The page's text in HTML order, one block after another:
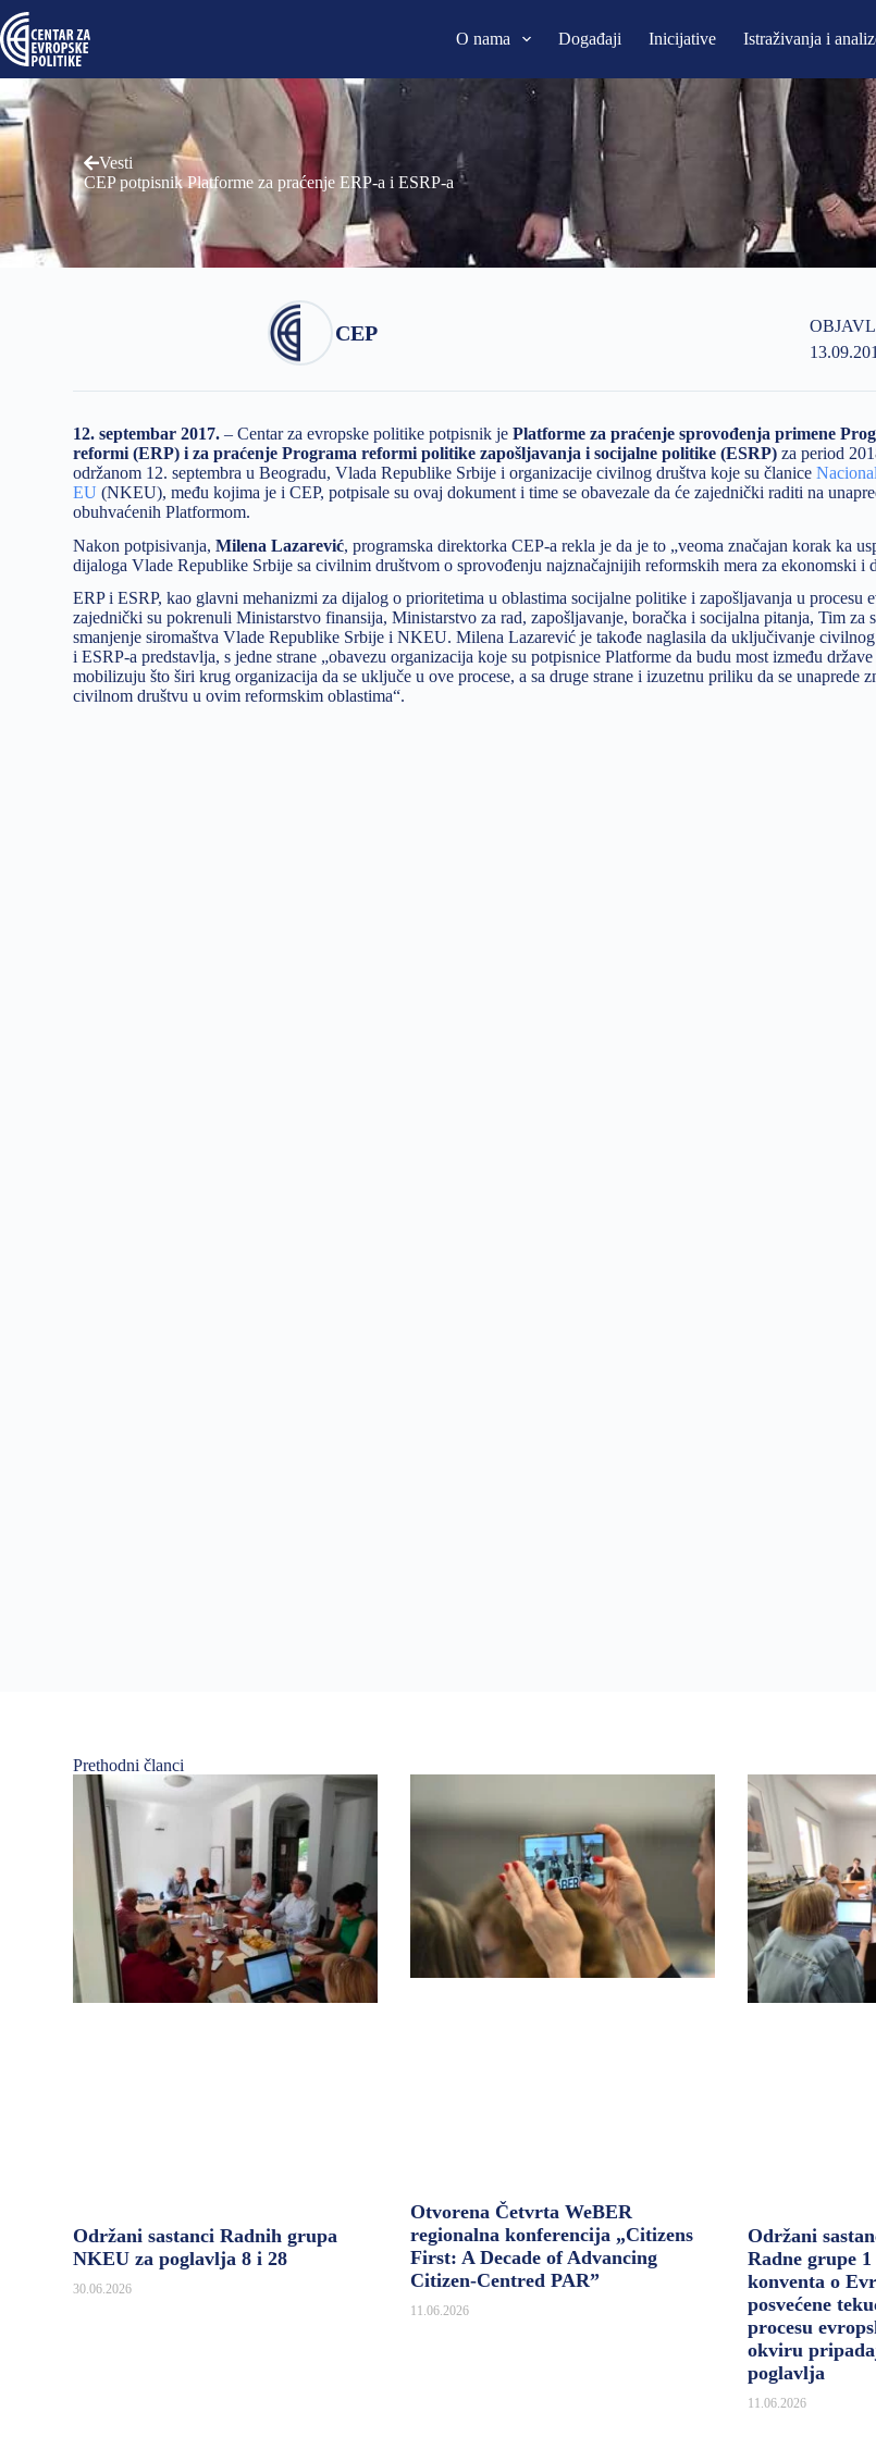
O nama Događaji Inicijative Istraživanja i
Vesti
CEP potpisnik Platforme za praćenje ERP-a i ESRP-a
CEP
12. septembar 2017. – Centar za evropske politike potpisnik jePlatforme za praćenje sprovođenja primene
reformi (ERP) i za praćenje Programa reformi politike zapošljavanja i socijalne politike (ESRP) za period
održanom 12. septembra u Beogradu, Vlada Republike Srbije i organizacije civilnog društva koje su članice
EU (NKEU), među kojima je i CEP, potpisale su ovaj dokument i time se obavezale da će zajednički raditi na
obuhvaćenih Platformom.
Nakon potpisivanja,Milena Lazarević, programska direktorka CEP-a rekla je da je to „veoma značajan korak ka
dijaloga Vlade Republike Srbije sa civilnim društvom o sprovođenju najznačajnijih reformskih mera za ekonomski i
ERP i ESRP, kao glavni mehanizmi za dijalog o prioritetima u oblastima socijalne politike i zapošlјavanja u procesu
zajednički su pokrenuli Ministarstvo finansija, Ministarstvo za rad, zapošljavanje, boračka i socijalna pitanja, Tim za
smanjenje siromaštva Vlade Republike Srbije i NKEU. Milena Lazarević je takođe naglasila da uključivanje
i ESRP-a predstavlja, s jedne strane „obavezu organizacija koje su potpisnice Platforme da budu most između
mobilizuju što širi krug organizacija da se uključe u ove procese, a sa druge strane i izuzetnu priliku da se unaprede
civilnom društvu u ovim reformskim oblastima“.
Prethodni članci
Održani sastanci Radnih grupa
NKEU za poglavlja 8 i 28
30.06.2026
Otvorena Četvrta WeBER
regionalna konferencija „Citizens
First: A Decade of Advancing
Citizen-Centred PAR”
11.06.2026
Održani
Radne grupe
konventa o
posvećene
procesu
okviru
poglavlja
11.06.2026